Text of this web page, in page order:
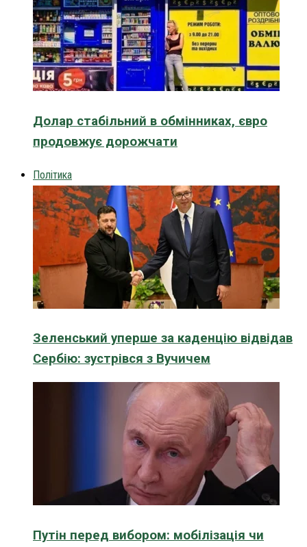
Долар стабільний в обмінниках, євро
продовжує дорожчати
Політика
Зеленський уперше за каденцію відвідав
Сербію: зустрівся з Вучичем
Путін перед вибором: мобілізація чи